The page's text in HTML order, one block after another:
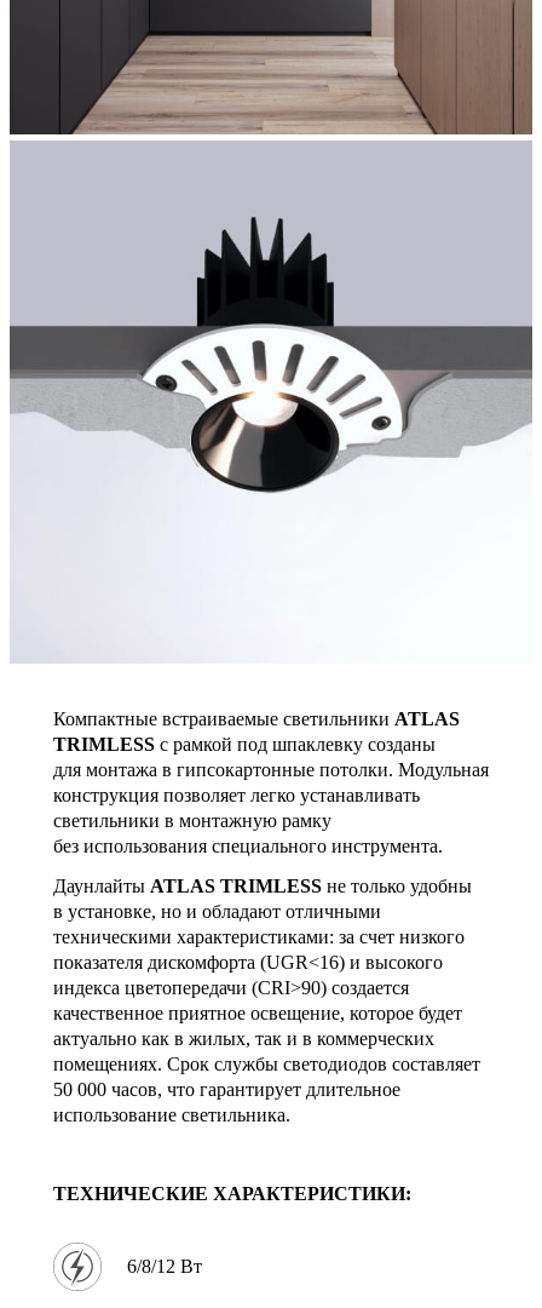
Компактные встраиваемые светильники ATLAS
TRIMLESS с рамкой под шпаклевку созданы
для монтажа в гипсокартонные потолки. Модульная
конструкция позволяет легко устанавливать
светильники в монтажную рамку
без использования специального инструмента.
Даунлайты ATLAS TRIMLESS не только удобны
в установке, но и обладают отличными
техническими характеристиками: за счет низкого
показателя дискомфорта (UGR<16) и высокого
индекса цветопередачи (CRI>90) создается
качественное приятное освещение, которое будет
актуально как в жилых, так и в коммерческих
помещениях. Срок службы светодиодов составляет
50 000 часов, что гарантирует длительное
использование светильника.
ТЕХНИЧЕСКИЕ ХАРАКТЕРИСТИКИ:
6/8/12 Вт